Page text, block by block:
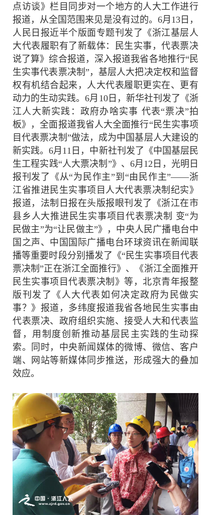
点访谈》栏目同步对一个地方的人大工作进行
报道，从全国范围来见是没有过的。6月13日，
人民日报近半个版面专题刊发了《浙江基层人
大代表履职有了新载体：民生实事，代表票决
说了算》综合报道，深入报道我省各地推行“民
生实事代表票决制”，基层人大把决定权和监督
权有机结合起来，人大代表履职更实在、更有
动力的生动实践。6月10日，新华社刊发了《浙
江人大新实践：政府办啥实事 代表“票决”拍
板》，全面报道我省人大全面推行“民生实事项
目代表票决制”做法，成为中国基层人大建设的
新实践。6月11日，中新社刊发了《中国基层民
生工程实践“人大票决制”》、6月12日，光明日
报刊发了《从“为民作主”到“由民作主”——浙
江省推进民生实事项目人大代表票决制纪实》
报道，法制日报在头版报眼刊发了《浙江在市
县乡人大推进民生实事项目代表票决制 变“为
民做主”为“让民做主”》，中央人民广播电台中
国之声、中国国际广播电台环球资讯在新闻联
播等重要时段分别播发了《“民生实事项目代表
票决制”正在浙江全面推行》、《浙江全面推开
民生实事项目代表票决制》等，北京青年报整
版刊发了《人大代表如何决定政府为民做实
事？》报道，多纬度报道我省各地民生实事由
代表票决、政府组织实施、接受人大和代表监
督，用制度创新推动基层民主实践的生动探
索。同时，中央新闻媒体的微博、微信、客户
端、网站等新媒体同步推送，形成强大的叠加
效应。